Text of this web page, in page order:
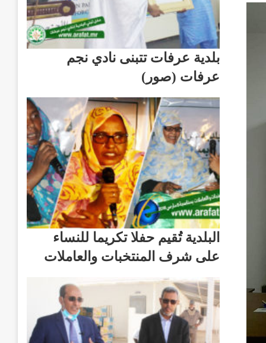
بلدية عرفات تتبنى نادي نجم
عرفات (صور)
البلدية تُقيم حفلا تكريما للنساء
على شرف المنتخبات والعاملات